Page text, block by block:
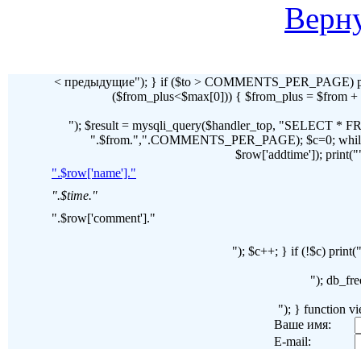
< предыдущие"); } if ($to > COMMENTS_PER_PAGE)
($from_plus<$max[0])) { $from_plus = $from
"); $result = mysqli_query($handler_top, "SELECT *
".$from.",".COMMENTS_PER_PAGE); $c=0;
$row['addtime']);
".$row['name']."
".$time."
".$row['comment']."
"); $c++; } if (!$c)
");
"); } function
Ваше имя:
E-mail: